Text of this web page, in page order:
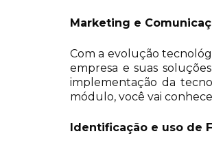
Marketing e
Com a evolução
empresa e suas
implementação da
módulo, você vai
Identificação e uso de